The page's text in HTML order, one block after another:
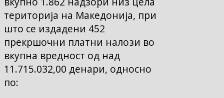
територија на Македонија, при
што се издадени 452
прекршочни платни налози во
вкупна вредност од над
11.715.032,00 денари, односно
по: